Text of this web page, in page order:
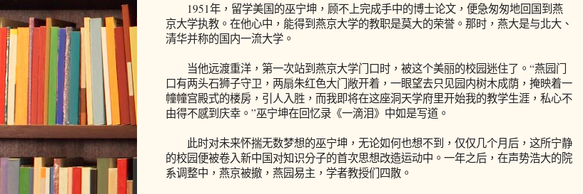
1951年，留学美国的巫宁坤，顾不上完成手中的博士论文，便急匆匆地回国到燕
京大学执教。在他心中，能得到燕京大学的教职是莫大的荣誉。那时，燕大是与北大、
清华并称的国内一流大学。
当他远渡重洋，第一次站到燕京大学门口时，被这个美丽的校园迷住了。“燕园门
口有两头石狮子守卫，两扇朱红色大门敞开着，一眼望去只见园内树木成荫，掩映着一
幢幢宫殿式的楼房，引人入胜，而我即将在这座洞天学府里开始我的教学生涯，私心不
由得不感到庆幸。”巫宁坤在回忆录《一滴泪》中如是写道。
此时对未来怀揣无数梦想的巫宁坤，无论如何也想不到，仅仅几个月后，这所宁静
的校园便被卷入新中国对知识分子的首次思想改造运动中。一年之后，在声势浩大的院
系调整中，燕京被撤，燕园易主，学者教授们四散。